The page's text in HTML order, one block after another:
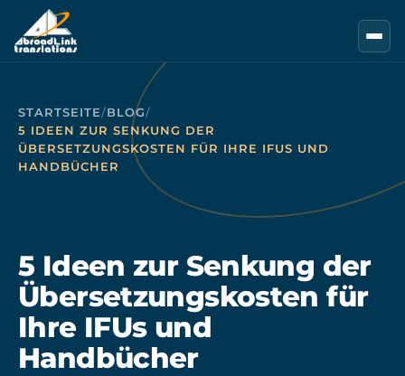
Zum Hauptinhalt springen
STARTSEITE/BLOG/
5 IDEEN ZUR SENKUNG DER
ÜBERSETZUNGSKOSTEN FÜR IHRE IFUS UND
HANDBÜCHER
5 Ideen zur Senkung der
Übersetzungskosten für
Ihre IFUs und
Handbücher